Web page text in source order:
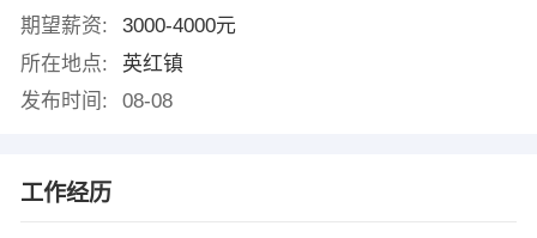
期望薪资:
3000-4000元
所在地点:
英红镇
发布时间:
08-08
工作经历